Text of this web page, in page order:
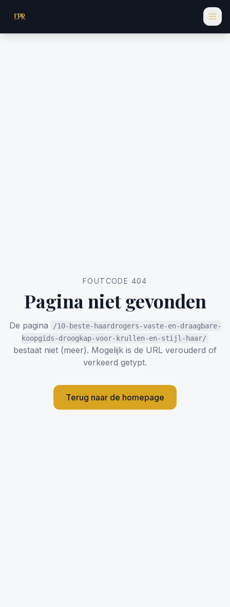
FOUTCODE 404
Pagina niet gevonden
De pagina
/10-beste-haardrogers-vaste-en-draagbare-
koopgids-droogkap-voor-krullen-en-stijl-haar/
bestaat niet (meer). Mogelijk is de URL verouderd of
verkeerd getypt.
Terug naar de homepage